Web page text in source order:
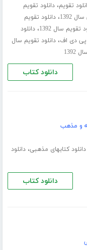
تقویم،دانلود تقویم
1392 ،دانلود تقویم
تقویم سال 1392 ،دانلود
،دانلود تقویم سال
دانلود کتاب
و مذهب
دانلود کتابهای مذهبی،دانلود
دانلود کتاب